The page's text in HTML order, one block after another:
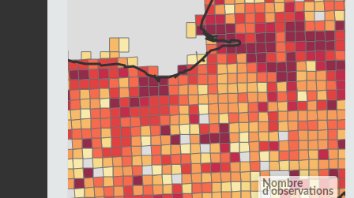
Nombre
d'observations